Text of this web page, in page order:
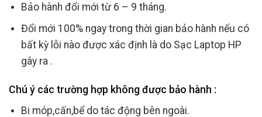
Bảo hành đổi mới từ 6 – 9 tháng.
Đổi mới 100% ngay trong thời gian bảo hành nếu có
bất kỳ lỗi nào được xác định là do Sạc Laptop HP
gây ra .
Chú ý các trường hợp không được bảo hành :
Bi móp,cấn,bể do tác động bên ngoài.